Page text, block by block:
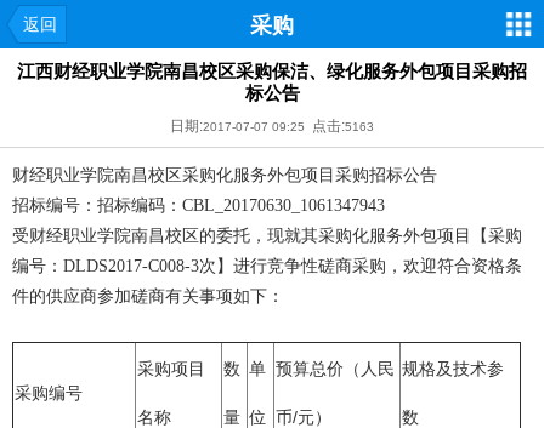
返回 采购
江西财经职业学院南昌校区采购保洁、绿化服务外包项目采购招
标公告
日期:2017-07-07 09:25 点击:5163
财经职业学院南昌校区采购化服务外包项目采购招标公告
招标编号：招标编码：CBL_20170630_1061347943
受财经职业学院南昌校区的委托，现就其采购化服务外包项目【采购
编号：DLDS2017-C008-3次】进行竞争性磋商采购，欢迎符合资格条
件的供应商参加磋商有关事项如下：
采购编号
采购项目
名称
数
量
单
位
预算总价（人民
币/元）
规格及技术参
数